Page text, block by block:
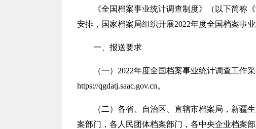
《全国档案事业统计调查制度》（以下简称
安排，国家档案局组织开展2022年度全国档案事
一、报送要求
（一） 2022年度全国档案事业统计调查工作
https://qgdatj.saac.gov.cn。
（二）各省、自治区、直辖市档案局，新疆
案部门，各人民团体档案部门，各中央企业档案